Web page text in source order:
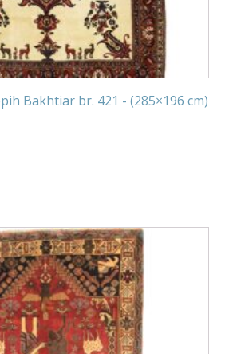
Bakhtiar br. 421 - (285×196 cm)